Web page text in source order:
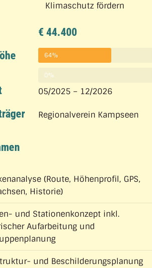
Klimaschutz fördern
€ 44.400
64%
0%
05/2025 – 12/2026
Regionalverein Kampseen
(Route, Höhenprofil, GPS,
Historie)
und Stationenkonzept inkl.
Aufarbeitung und
und Beschilderungsplanung